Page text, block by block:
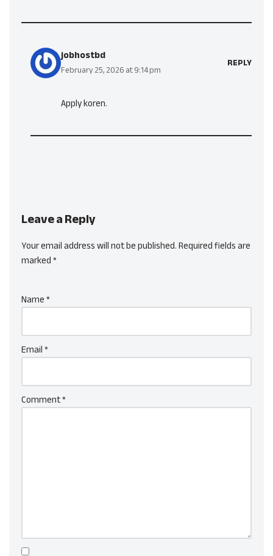
jobhostbd
February 25, 2026 at 9:14 pm REPLY
Apply koren.
Leave a Reply
Your email address will not be published.Required fields are
marked*
Name*
Email*
Comment*